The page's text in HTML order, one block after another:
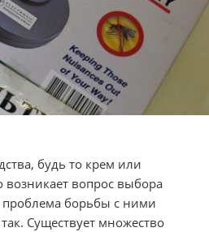
будь то крем или
возникает вопрос выбора
проблема борьбы с ними
Существует множество